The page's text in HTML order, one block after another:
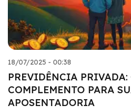
18/07/2025 - 00:38
PREVIDÊNCIA PRIVADA:
COMPLEMENTO PARA
APOSENTADORIA